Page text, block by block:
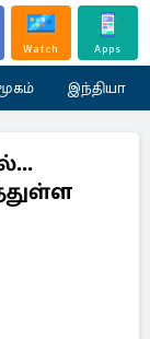
Watch Apps
இந்தியா